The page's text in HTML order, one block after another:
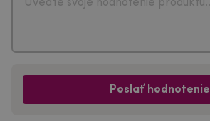
Poslať hodnotenie